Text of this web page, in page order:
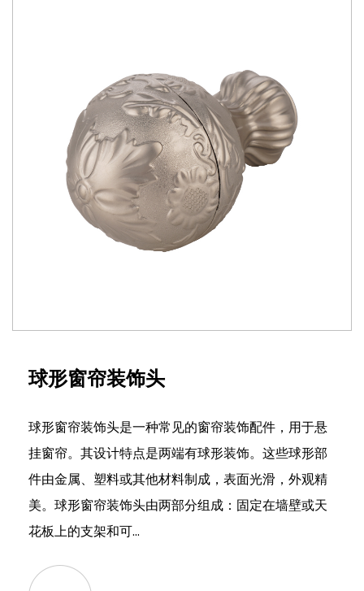
球形窗帘装饰头
球形窗帘装饰头是一种常见的窗帘装饰配件，用于悬
挂窗帘。其设计特点是两端有球形装饰。这些球形部
件由金属、塑料或其他材料制成，表面光滑，外观精
美。球形窗帘装饰头由两部分组成：固定在墙壁或天
花板上的支架和可...